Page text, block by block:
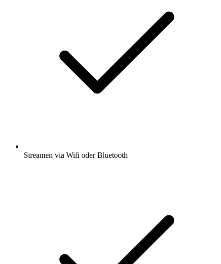
Streamen via Wifi oder Bluetooth